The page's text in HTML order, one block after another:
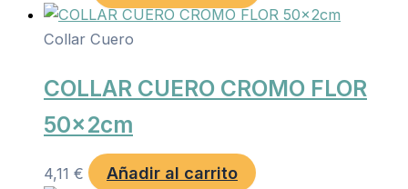
Collar Cuero
COLLAR CUERO CROMO FLOR
50x2cm
4,11 € Añadir al carrito